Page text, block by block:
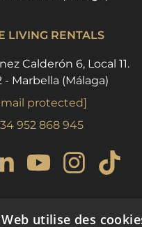
LIVING RENTALS
Calderón 6, Local 11.
- Marbella (Málaga)
protected]
952 868 945
utilise des